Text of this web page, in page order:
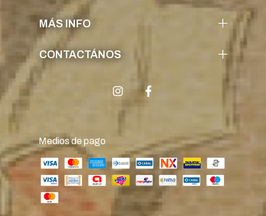
MÁS INFO
CONTACTÁNOS
Medios de pago